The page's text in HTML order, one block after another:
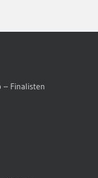
– Finalisten